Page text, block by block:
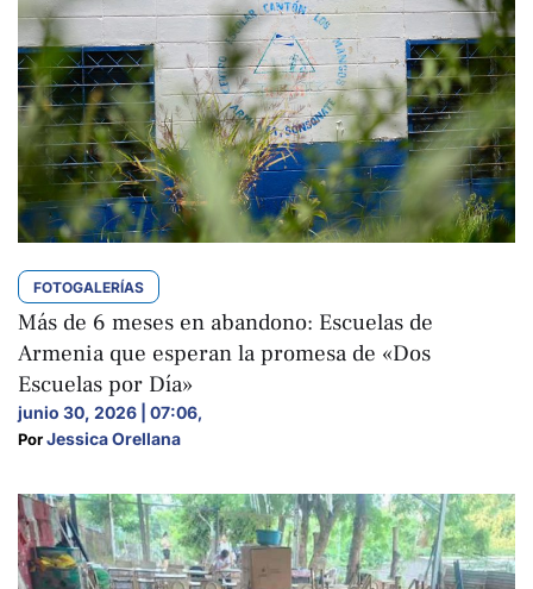
FOTOGALERÍAS
Más de 6 meses en abandono: Escuelas de
Armenia que esperan la promesa de «Dos
Escuelas por Día»
junio 30, 2026 | 07:06,
Por Jessica Orellana